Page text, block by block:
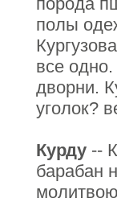
полы
все
дворни.
уголок?
Курду --
барабан